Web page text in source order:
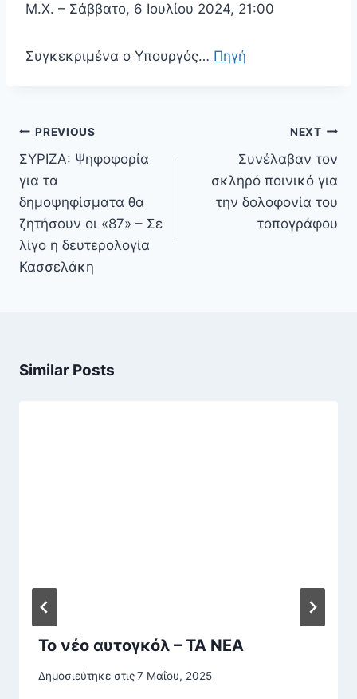
Μ.Χ. – Σάββατο, 6 Ιουλίου 2024, 21:00
Συγκεκριμένα ο Υπουργός… Πηγή
Πλοήγηση
άρθρων
PREVIOUS
ΣΥΡΙΖΑ: Ψηφοφορία
για τα
δημοψηφίσματα θα
ζητήσουν οι «87» – Σε
λίγο η δευτερολογία
Κασσελάκη
NEXT
Συνέλαβαν τον
σκληρό ποινικό για
την δολοφονία του
τοπογράφου
Similar Posts
Το νέο αυτογκόλ – ΤΑ ΝΕΑ
Δημοσιεύτηκε στις7 Μαΐου, 2025